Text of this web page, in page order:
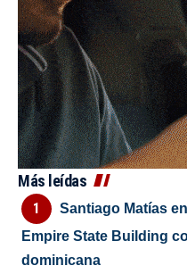
Más leídas
Santiago Matías
Empire State Building
dominicana